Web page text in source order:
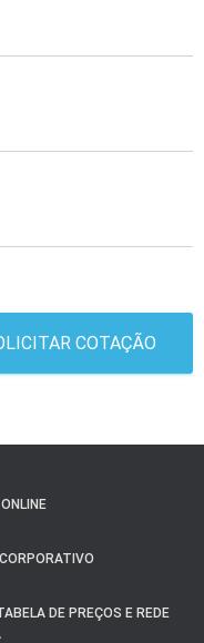
COTAÇÃO
DE PREÇOS E REDE